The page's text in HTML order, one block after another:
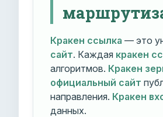
Кракен ссылка — это
сайт. Каждая кракен
алгоритмов. Кракен
официальный сайт
направления. Кракен
данных.